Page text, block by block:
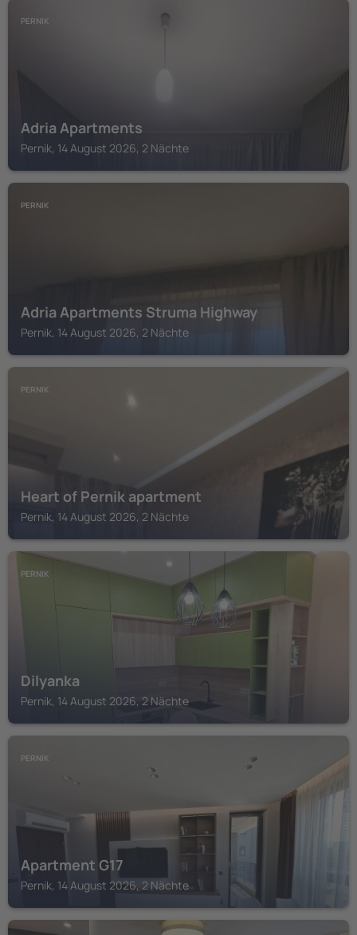
PERNIK
Adria Apartments
Pernik, 14 August 2026, 2 Nächte
PERNIK
Adria Apartments Struma Highway
Pernik, 14 August 2026, 2 Nächte
PERNIK
Heart of Pernik apartment
Pernik, 14 August 2026, 2 Nächte
PERNIK
Dilyanka
Pernik, 14 August 2026, 2 Nächte
PERNIK
Apartment G17
Pernik, 14 August 2026, 2 Nächte